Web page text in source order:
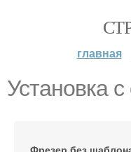
главная
Установка
Фрезер без